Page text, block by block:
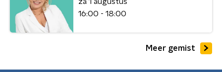
16:00 - 18:00
Meer gemist